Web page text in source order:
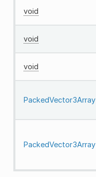
void
void
void
PackedVector3Array
PackedVector3Array